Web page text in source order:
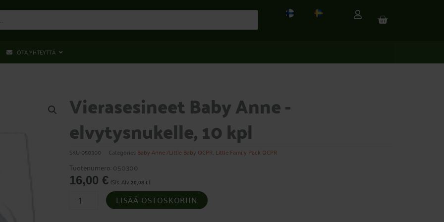
CART
OTA YHTEYTTÄ
Vierasesineet Baby Anne -
elvytysnukelle, 10 kpl
SKU 050300 Categories Baby Anne /Little Baby QCPR Little Family Pack QCPR
Tuotenumero: 050300
16,00 € (Sis. Alv 20,08 €)
Vierasesineet
Baby LISÄÄ OSTOSKORIIN